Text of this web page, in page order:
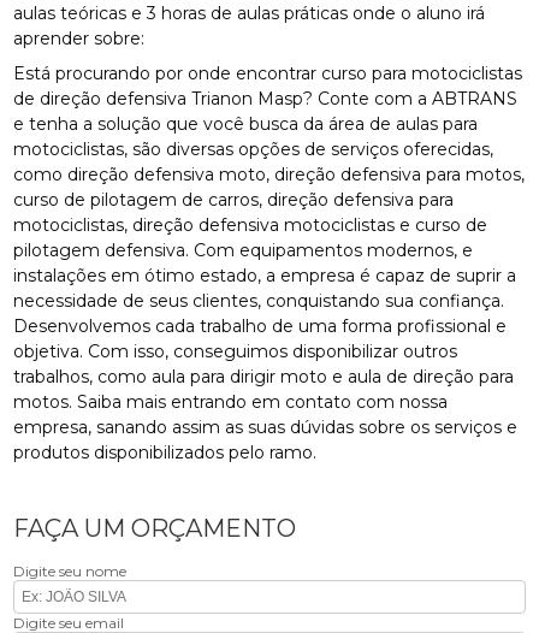
aulas teóricas e 3 horas de aulas práticas onde o aluno irá
aprender sobre:
Está procurando por onde encontrar curso para motociclistas
de direção defensiva Trianon Masp? Conte com a ABTRANS
e tenha a solução que você busca da área de aulas para
motociclistas, são diversas opções de serviços oferecidas,
como direção defensiva moto, direção defensiva para motos,
curso de pilotagem de carros, direção defensiva para
motociclistas, direção defensiva motociclistas e curso de
pilotagem defensiva. Com equipamentos modernos, e
instalações em ótimo estado, a empresa é capaz de suprir a
necessidade de seus clientes, conquistando sua confiança.
Desenvolvemos cada trabalho de uma forma profissional e
objetiva. Com isso, conseguimos disponibilizar outros
trabalhos, como aula para dirigir moto e aula de direção para
motos. Saiba mais entrando em contato com nossa
empresa, sanando assim as suas dúvidas sobre os serviços e
produtos disponibilizados pelo ramo.
FAÇA UM ORÇAMENTO
Digite seu nome
Digite seu email